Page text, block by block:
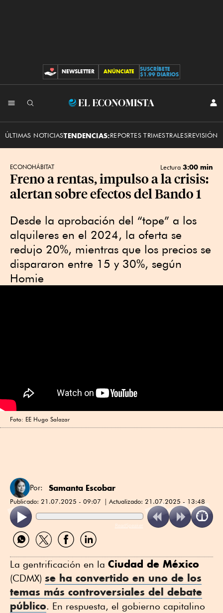
CONTRIBUCIONES
NEWSLETTER ANÚNCIATE
SUSCRÍBETE
$1.99 DIARIOS
El
ÚLTIMAS NOTICIASTENDENCIAS:REPORTES TRIMESTRALESREVISIÓN
ECONOHÁBITAT Lectura 3:00 min
Freno a rentas, impulso a la crisis:
alertan sobre efectos del Bando 1
Desde la aprobación del “tope” a los
alquileres en el 2024, la oferta se
redujo 20%, mientras que los precios se
dispararon entre 15 y 30%, según
Homie
Foto: EE Hugo Salazar
Por: Samanta Escobar
Publicado: 21.07.2025 - 09:07 Actualizado: 21.07.2025 - 13:48
ReadSpeaker
Compartir
por
Compartir
por
Compartir
por
Compartir
por
La gentrificación en la Ciudad de México
(CDMX) se ha convertido en uno de los
temas más controversiales del debate
público. En respuesta, el gobierno capitalino